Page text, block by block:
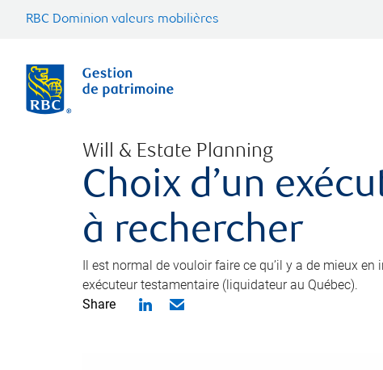
RBC Dominion valeurs mobilières
Will & Estate Planning
Choix d’un
à rechercher
Il est normal de vouloir faire ce qu’il y a de mieux
exécuteur testamentaire (liquidateur au Québec).
Share